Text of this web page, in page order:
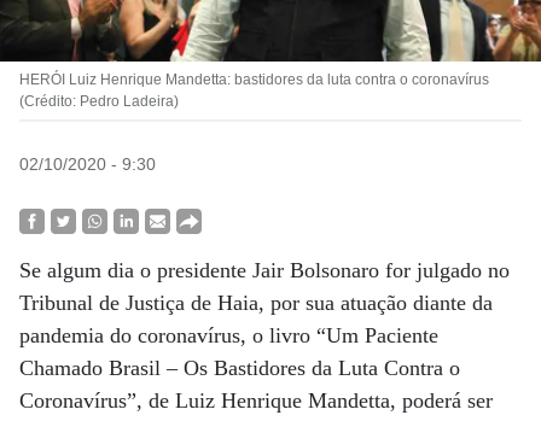
HERÓI Luiz Henrique Mandetta: bastidores da luta contra o coronavírus
(Crédito: Pedro Ladeira)
02/10/2020 - 9:30
Se algum dia o presidente Jair Bolsonaro for julgado no
Tribunal de Justiça de Haia, por sua atuação diante da
pandemia do coronavírus, o livro “Um Paciente
Chamado Brasil – Os Bastidores da Luta Contra o
Coronavírus”, de Luiz Henrique Mandetta, poderá ser